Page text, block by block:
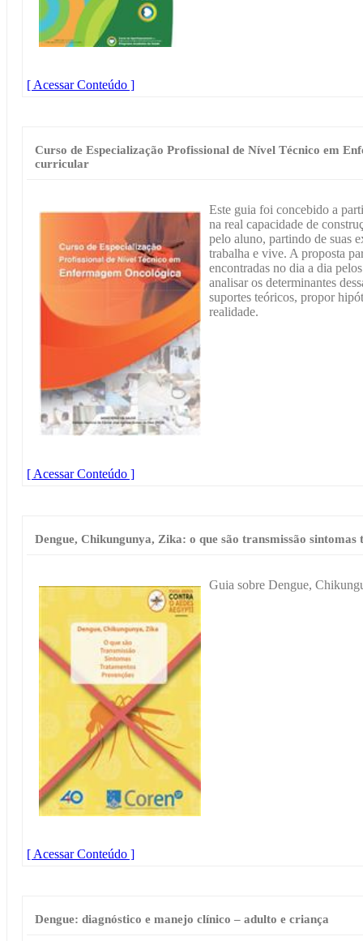
[ Acessar Conteúdo ]
Curso de Especialização Profissional de Nível Técnico em
curricular
Este guia foi concebido a
na real capacidade de
pelo aluno, partindo de suas
trabalha e vive. A proposta
encontradas no dia a dia
analisar os determinantes
suportes teóricos, propor
realidade.
[ Acessar Conteúdo ]
Dengue, Chikungunya, Zika: o que são transmissão sintomas
Guia sobre Dengue,
[ Acessar Conteúdo ]
Dengue: diagnóstico e manejo clínico – adulto e criança